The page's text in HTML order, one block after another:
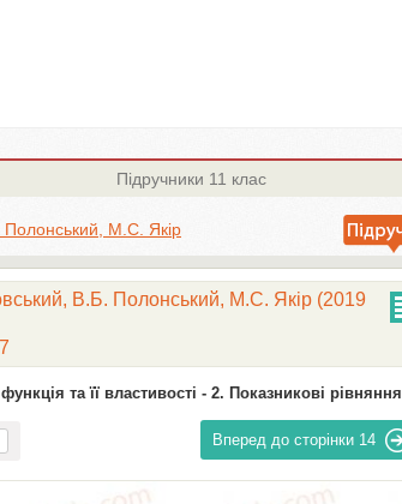
Підручники 11 клас
М.С. Якір
В.Б. Полонський, М.С. Якір (2019
та її властивості - 2. Показникові рівняння
Вперед до сторінки 14